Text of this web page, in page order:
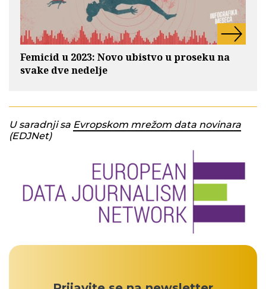
Femicid u 2023: Novo ubistvo u proseku na
svake dve nedelje
U saradnji sa Evropskom mrežom data novinara
(EDJNet)